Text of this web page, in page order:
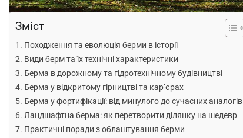
Зміст
Походження та еволюція берми в історії
Види берм та їх технічні характеристики
Берма в дорожному та гідротехнічному будівництві
Берма у відкритому гірництві та кар’єрах
Берма у фортифікації: від минулого до сучасних аналогів
Ландшафтна берма: як перетворити ділянку на шедевр
Практичні поради з облаштування берми